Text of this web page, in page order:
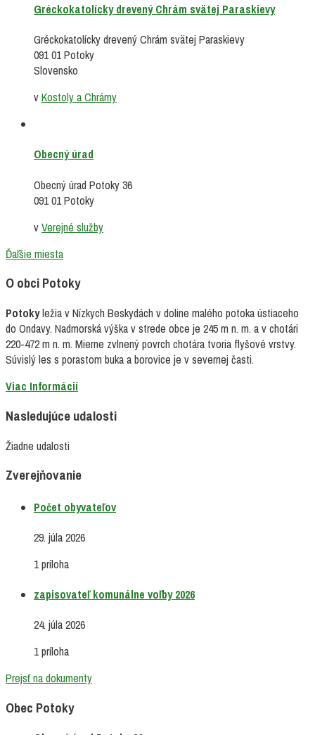
Gréckokatolícky drevený Chrám svätej Paraskievy
Gréckokatolícky drevený Chrám svätej Paraskievy
091 01 Potoky
Slovensko
vKostoly a Chrámy
Obecný úrad
Obecný úrad Potoky 36
091 01 Potoky
vVerejné služby
Ďaľšie miesta
O obci Potoky
Potokyležia v Nízkych Beskydách v doline malého potoka ústiaceho
do Ondavy. Nadmorská výška v strede obce je 245 m n. m. a v chotári
220-472 m n. m. Mierne zvlnený povrch chotára tvoria flyšové vrstvy.
Súvislý les s porastom buka a borovice je v severnej časti.
Viac Informácií
Nasledujúce udalosti
Žiadne udalosti
Zverejňovanie
Počet obyvateľov
29. júla 2026
1 príloha
zapisovateľ komunálne voľby 2026
24. júla 2026
1 príloha
Prejsť na dokumenty
Obec Potoky